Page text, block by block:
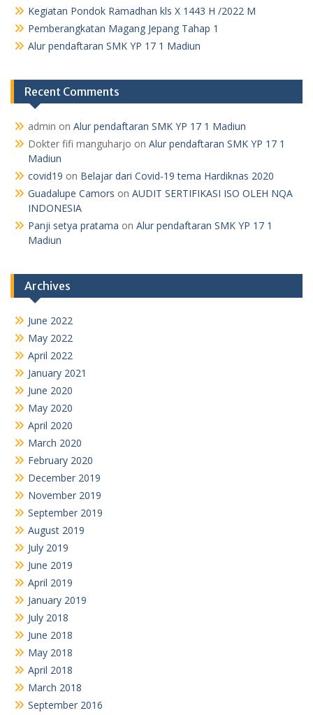
Kegiatan Pondok Ramadhan kls X 1443 H /2022 M
Pemberangkatan Magang Jepang Tahap 1
Alur pendaftaran SMK YP 17 1 Madiun
Recent Comments
admin on Alur pendaftaran SMK YP 17 1 Madiun
Dokter fifi manguharjo on Alur pendaftaran SMK YP 17 1
Madiun
covid19 on Belajar dari Covid-19 tema Hardiknas 2020
Guadalupe Camors on AUDIT SERTIFIKASI ISO OLEH NQA
INDONESIA
Panji setya pratama on Alur pendaftaran SMK YP 17 1
Madiun
Archives
June 2022
May 2022
April 2022
January 2021
June 2020
May 2020
April 2020
March 2020
February 2020
December 2019
November 2019
September 2019
August 2019
July 2019
June 2019
April 2019
January 2019
July 2018
June 2018
May 2018
April 2018
March 2018
September 2016